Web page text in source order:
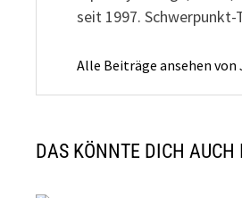
seit 1997.
Alle Beiträge ansehen
DAS KÖNNTE DICH AUCH